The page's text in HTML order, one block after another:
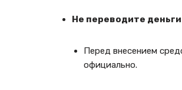
Не переводите
Перед внесением
официально.